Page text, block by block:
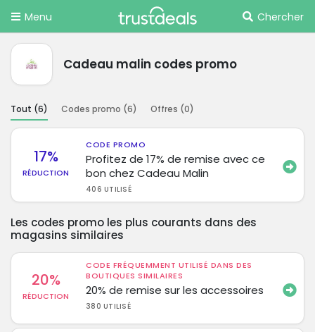
Menu Chercher
Cadeau malin codes promo
Tout (6) Codes promo (6) Offres (0)
17%
RÉDUCTION
CODE PROMO
Profitez de 17% de remise avec ce
bon chez Cadeau Malin
406 UTILISÉ
Les codes promo les plus courants dans des
magasins similaires
20%
RÉDUCTION
CODE FRÉQUEMMENT UTILISÉ DANS DES
BOUTIQUES SIMILAIRES
20% de remise sur les accessoires
380 UTILISÉ